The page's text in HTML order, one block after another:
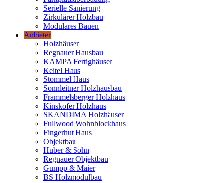
Serielle Sanierung
Zirkulärer Holzbau
Modulares Bauen
Anbieter
Holzhäuser
Regnauer Hausbau
KAMPA Fertighäuser
Keitel Haus
Stommel Haus
Sonnleitner Holzhausbau
Frammelsberger Holzhaus
Kinskofer Holzhaus
SKANDIMA Holzhäuser
Fullwood Wohnblockhaus
Fingerhut Haus
Objektbau
Huber & Sohn
Regnauer Objektbau
Gumpp & Maier
BS Holzmodulbau